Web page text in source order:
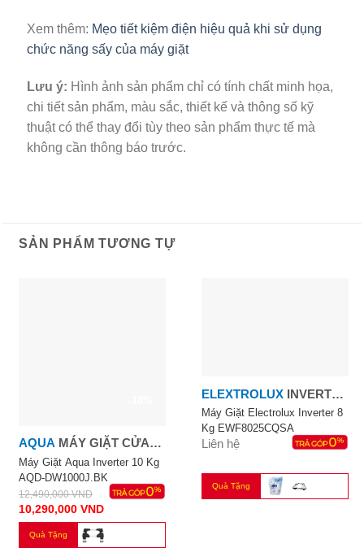
Xem thêm: Mẹo tiết kiệm điện hiệu quả khi sử dụng
chức năng sấy của máy giặt
Lưu ý: Hình ảnh sản phẩm chỉ có tính chất minh họa,
chi tiết sản phẩm, màu sắc, thiết kế và thông số kỹ
thuật có thể thay đổi tùy theo sản phẩm thực tế mà
không cần thông báo trước.
SẢN PHẨM TƯƠNG TỰ
AQUA MÁY GIẶT CỬA
NGANG AQUA 10KG
Máy Giặt Aqua Inverter 10 Kg
AQD-DW1000J.BK
12,490,000VND
10,290,000 VND
Quà Tặng
ELEXTROLUX INVERTER
8.0 KG
Máy Giặt Electrolux Inverter 8
Kg EWF8025CQSA
Liên hệ
Quà Tặng